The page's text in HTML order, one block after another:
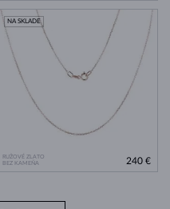
RUŽOVÉ ZLATO
BEZ KAMEŇA
NA SKLADE
240 €